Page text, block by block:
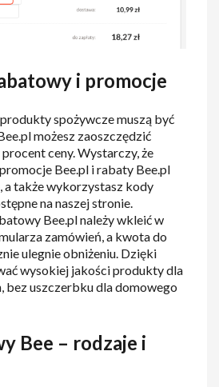
i promocje
spożywcze muszą być
możesz zaoszczędzić
ceny. Wystarczy, że
Bee.pl i rabaty Bee.pl
a także wykorzystasz kody
na naszej stronie.
Bee.pl należy wkleić w
zamówień, a kwota do
ulegnie obniżeniu. Dzięki
wysokiej jakości produkty dla
bez uszczerbku dla domowego
Bee – rodzaje i